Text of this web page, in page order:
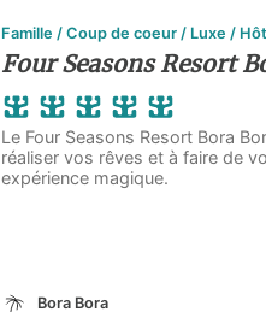
Famille / Coup de coeur / Luxe /
Four Seasons Resort
Le Four Seasons Resort Bora
réaliser vos rêves et à faire de
expérience magique.
Bora Bora